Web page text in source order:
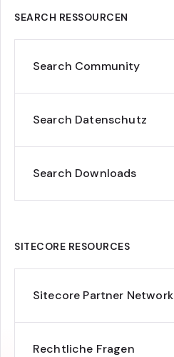
SEARCH RESSOURCEN
Search Community
Search Datenschutz
Search Downloads
SITECORE RESOURCES
Sitecore Partner Network
Rechtliche Fragen